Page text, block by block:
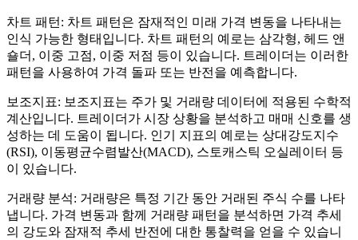
차트 패턴: 차트 패턴은 잠재적인 미래 가격 변동을 나타내는
인식 가능한 형태입니다. 차트 패턴의 예로는 삼각형, 헤드 앤
숄더, 이중 고점, 이중 저점 등이 있습니다. 트레이더는 이러한
패턴을 사용하여 가격 돌파 또는 반전을 예측합니다.
보조지표: 보조지표는 주가 및 거래량 데이터에 적용된 수학적
계산입니다. 트레이더가 시장 상황을 분석하고 매매 신호를 생
성하는 데 도움이 됩니다. 인기 지표의 예로는 상대강도지수
(RSI), 이동평균수렴발산(MACD), 스토캐스틱 오실레이터 등
이 있습니다.
거래량 분석: 거래량은 특정 기간 동안 거래된 주식 수를 나타
냅니다. 가격 변동과 함께 거래량 패턴을 분석하면 가격 추세
의 강도와 잠재적 추세 반전에 대한 통찰력을 얻을 수 있습니